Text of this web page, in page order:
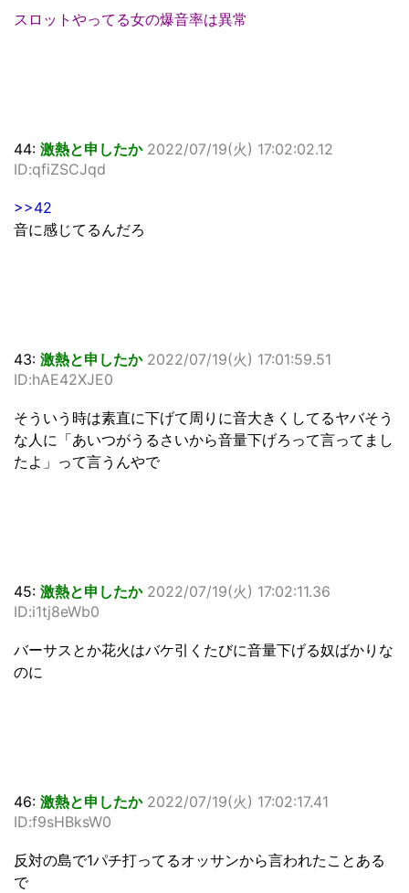
スロットやってる女の爆音率は異常
44: 激熱と申したか 2022/07/19(火) 17:02:02.12
ID:qfiZSCJqd
>>42
音に感じてるんだろ
43: 激熱と申したか 2022/07/19(火) 17:01:59.51
ID:hAE42XJE0
そういう時は素直に下げて周りに音大きくしてるヤバそう
な人に「あいつがうるさいから音量下げろって言ってまし
たよ」って言うんやで
45: 激熱と申したか 2022/07/19(火) 17:02:11.36
ID:i1tj8eWb0
バーサスとか花火はバケ引くたびに音量下げる奴ばかりな
のに
46: 激熱と申したか 2022/07/19(火) 17:02:17.41
ID:f9sHBksW0
反対の島で1パチ打ってるオッサンから言われたことある
で